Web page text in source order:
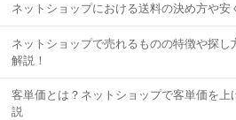
ネットショップにおける送料の決め方や安
ネットショップで売れるものの特徴や探し
解説！
客単価とは？ネットショップで客単価を上
説